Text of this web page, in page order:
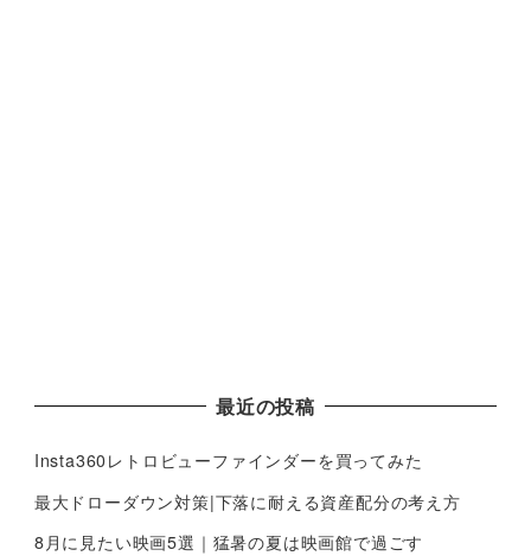
最近の投稿
Insta360レトロビューファインダーを買ってみた
最大ドローダウン対策|下落に耐える資産配分の考え方
8月に見たい映画5選｜猛暑の夏は映画館で過ごす